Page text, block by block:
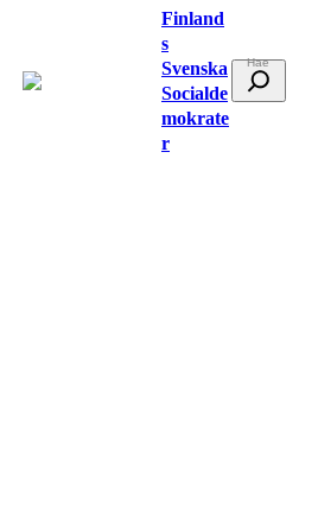
Finland
s
Svenska
Socialde
mokrate
r
ö